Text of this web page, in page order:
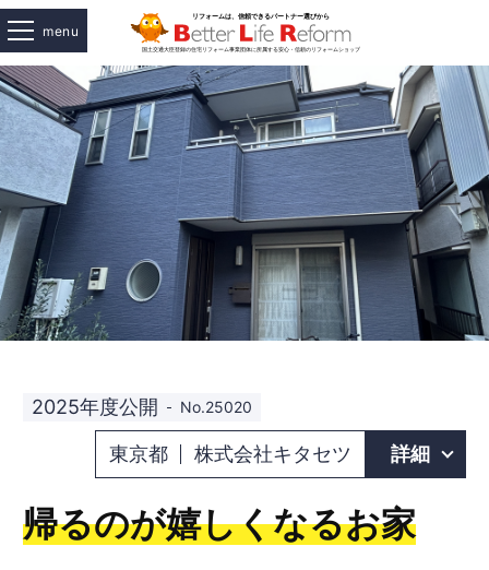
menu
2025年度公開 No.25020
東京都 株式会社キタセツ 詳細
帰るのが嬉しくなるお家